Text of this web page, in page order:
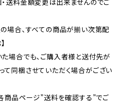
送料金額変更は出来ませんのでご
場合、すべての商品が揃い次第配
場合でも、ご購入者様と送付先が
同梱させていただく場合がござい
商品ページ”送料を確認する”でご